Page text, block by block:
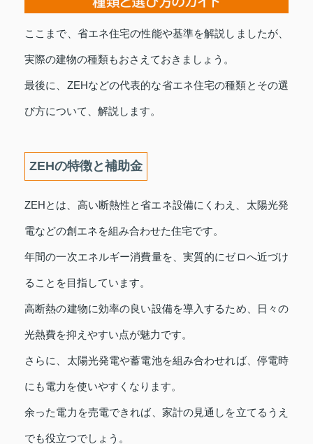
ここまで、省エネ住宅の性能や基準を解説しましたが、
実際の建物の種類もおさえておきましょう。
最後に、ZEHなどの代表的な省エネ住宅の種類とその選
び方について、解説します。
ZEHの特徴と補助金
ZEHとは、高い断熱性と省エネ設備にくわえ、太陽光発
電などの創エネを組み合わせた住宅です。
年間の一次エネルギー消費量を、実質的にゼロへ近づけ
ることを目指しています。
高断熱の建物に効率の良い設備を導入するため、日々の
光熱費を抑えやすい点が魅力です。
さらに、太陽光発電や蓄電池を組み合わせれば、停電時
にも電力を使いやすくなります。
余った電力を売電できれば、家計の見通しを立てるうえ
でも役立つでしょう。